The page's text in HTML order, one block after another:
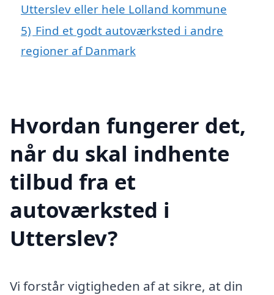
Utterslev eller hele Lolland kommune
5) Find et godt autoværksted i andre
regioner af Danmark
Hvordan fungerer det,
når du skal indhente
tilbud fra et
autoværksted i
Utterslev?
Vi forstår vigtigheden af at sikre, at din